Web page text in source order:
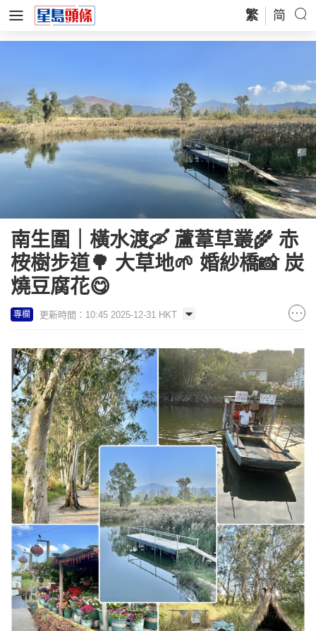
繁 简
南生圍｜橫水渡🛶 蘆葦草叢🌾 赤
桉樹步道🌳 大草地🌱 婚紗橋📸 炭
燒豆腐花😋
專欄 更新時間：10:45 2025-12-31 HKT